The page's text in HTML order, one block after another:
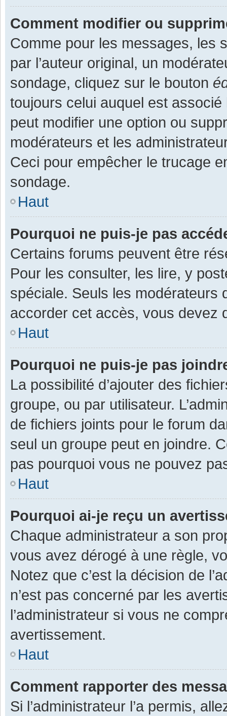
Comment modifier ou
Comme pour les messages, les
par l’auteur original, un
sondage, cliquez sur le bouton
toujours celui auquel est associé
peut modifier une option ou
modérateurs et les
Ceci pour empêcher le trucage
sondage.
Haut
Pourquoi ne puis-je pas
Certains forums peuvent être
Pour les consulter, les lire, y
spéciale. Seuls les modérateurs
accorder cet accès, vous devez
Haut
Pourquoi ne puis-je pas
La possibilité d’ajouter des
groupe, ou par utilisateur.
de fichiers joints pour le forum
seul un groupe peut en joindre.
pas pourquoi vous ne pouvez
Haut
Pourquoi ai-je reçu un
Chaque administrateur a son
vous avez dérogé à une règle,
Notez que c’est la décision de
n’est pas concerné par les
l’administrateur si vous ne
avertissement.
Haut
Comment rapporter des
Si l’administrateur l’a permis,